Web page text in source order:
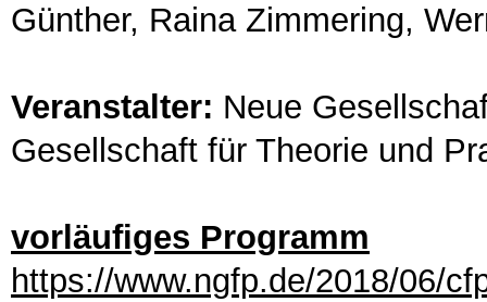
Günther, Raina Zimmering,
Veranstalter: Neue
Gesellschaft für Theorie und
vorläufiges Programm
https://www.ngfp.de/2018/06/